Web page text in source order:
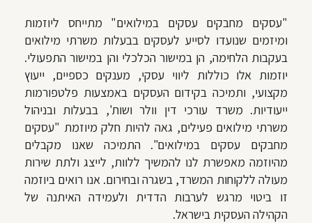
"עסקים מחבקים עסקים במילואים" מתייחס ליוזמות
ומיזמים שנועדו לסייע לעסקים בבעלות משרתי מילואים
בעקבות הלחימה, הן במישור הכלכלי והן במישור התפעולי.
יוזמות אלו כוללות ליווי עסקי, מענקים כספיים, ייעוץ
מקצועי, ותמיכה בקידום העסקים באמצעות פלטפורמות
ייעודיות. משרד עורכי דין וולר ושות', בבעלות ובניהול
משרתי מילואים פעילים, גאה להיות חלק מיוזמת "עסקים
מחבקים עסקים במילואים". התמיכה שאנו מקבלים
מהיוזמה מאפשרת לנו להמשיך ללוות, לייצג ולתת שירות
מעולה ללקוחות המשרד, בשגרה ובחירום. אנו רואים ביוזמה
זו ביטוי מרגש לערבות הדדית ולעמידה האיתנה של
הקהילה העסקית בישראל.